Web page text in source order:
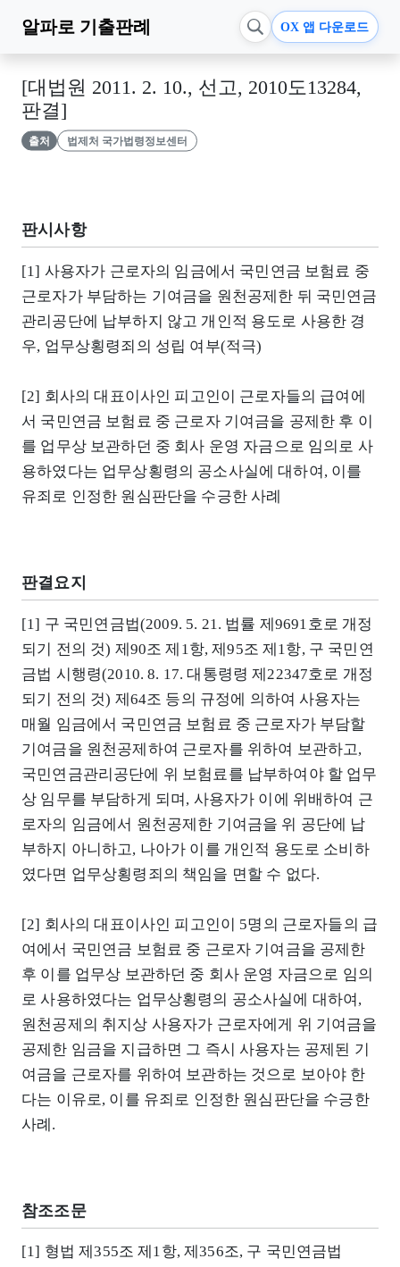
알파로 기출판례 OX 앱 다운로드
[대법원 2011. 2. 10., 선고, 2010도13284,
판결]
출처 법제처 국가법령정보센터
판시사항
[1] 사용자가 근로자의 임금에서 국민연금 보험료 중
근로자가 부담하는 기여금을 원천공제한 뒤 국민연금
관리공단에 납부하지 않고 개인적 용도로 사용한 경
우, 업무상횡령죄의 성립 여부(적극)
[2] 회사의 대표이사인 피고인이 근로자들의 급여에
서 국민연금 보험료 중 근로자 기여금을 공제한 후 이
를 업무상 보관하던 중 회사 운영 자금으로 임의로 사
용하였다는 업무상횡령의 공소사실에 대하여, 이를
유죄로 인정한 원심판단을 수긍한 사례
판결요지
[1] 구 국민연금법(2009. 5. 21. 법률 제9691호로 개정
되기 전의 것) 제90조 제1항, 제95조 제1항, 구 국민연
금법 시행령(2010. 8. 17. 대통령령 제22347호로 개정
되기 전의 것) 제64조 등의 규정에 의하여 사용자는
매월 임금에서 국민연금 보험료 중 근로자가 부담할
기여금을 원천공제하여 근로자를 위하여 보관하고,
국민연금관리공단에 위 보험료를 납부하여야 할 업무
상 임무를 부담하게 되며, 사용자가 이에 위배하여 근
로자의 임금에서 원천공제한 기여금을 위 공단에 납
부하지 아니하고, 나아가 이를 개인적 용도로 소비하
였다면 업무상횡령죄의 책임을 면할 수 없다.
[2] 회사의 대표이사인 피고인이 5명의 근로자들의 급
여에서 국민연금 보험료 중 근로자 기여금을 공제한
후 이를 업무상 보관하던 중 회사 운영 자금으로 임의
로 사용하였다는 업무상횡령의 공소사실에 대하여,
원천공제의 취지상 사용자가 근로자에게 위 기여금을
공제한 임금을 지급하면 그 즉시 사용자는 공제된 기
여금을 근로자를 위하여 보관하는 것으로 보아야 한
다는 이유로, 이를 유죄로 인정한 원심판단을 수긍한
사례.
참조조문
[1] 형법 제355조 제1항, 제356조, 구 국민연금법